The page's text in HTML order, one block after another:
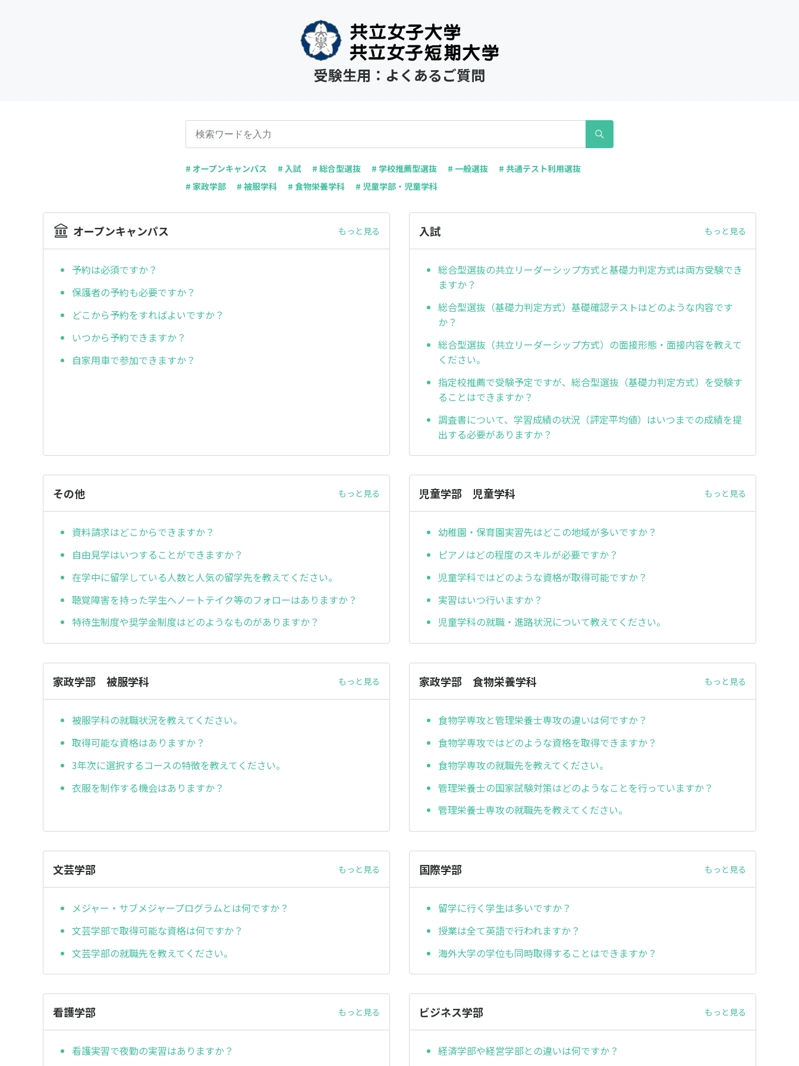
受験生用：よくあるご質問
# オープンキャンパス # 入試 # 総合型選抜 # 学校推薦型選抜 # 一般選抜
# 共通テスト利用選抜
# 家政学部
# 被服学科 # 食物栄養学科 # 児童学部・児童学科
オープンキャンパス もっと見る
予約は必須ですか？
保護者の予約も必要ですか？
どこから予約をすればよいですか？
いつから予約できますか？
自家用車で参加できますか？
入試 もっと見る
総合型選抜の共立リーダーシップ方式と基礎力判定方式は両方受験でき
ますか？
総合型選抜（基礎力判定方式）基礎確認テストはどのような内容です
か？
総合型選抜（共立リーダーシップ方式）の面接形態・面接内容を教えて
ください。
指定校推薦で受験予定ですが、総合型選抜（基礎力判定方式）を受験す
ることはできますか？
調査書について、学習成績の状況（評定平均値）はいつまでの成績を提
出する必要がありますか？
その他 もっと見る
資料請求はどこからできますか？
自由見学はいつすることができますか？
在学中に留学している人数と人気の留学先を教えてください。
聴覚障害を持った学生へノートテイク等のフォローはありますか？
特待生制度や奨学金制度はどのようなものがありますか？
児童学部 児童学科 もっと見る
幼稚園・保育園実習先はどこの地域が多いですか？
ピアノはどの程度のスキルが必要ですか？
児童学科ではどのような資格が取得可能ですか？
実習はいつ行いますか？
児童学科の就職・進路状況について教えてください。
家政学部 被服学科 もっと見る
被服学科の就職状況を教えてください。
取得可能な資格はありますか？
3年次に選択するコースの特徴を教えてください。
衣服を制作する機会はありますか？
家政学部 食物栄養学科 もっと見る
食物学専攻と管理栄養士専攻の違いは何ですか？
食物学専攻ではどのような資格を取得できますか？
食物学専攻の就職先を教えてください。
管理栄養士の国家試験対策はどのようなことを行っていますか？
管理栄養士専攻の就職先を教えてください。
文芸学部 もっと見る
メジャー・サブメジャープログラムとは何ですか？
文芸学部で取得可能な資格は何ですか？
文芸学部の就職先を教えてください。
国際学部 もっと見る
留学に行く学生は多いですか？
授業は全て英語で行われますか？
海外大学の学位も同時取得することはできますか？
看護学部 もっと見る
看護実習で夜勤の実習はありますか？
ビジネス学部 もっと見る
経済学部や経営学部との違いは何ですか？